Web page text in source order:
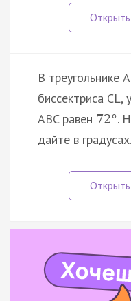
В треугольнике
биссектриса CL,
ABC равен 72°.
дайте в градусах.